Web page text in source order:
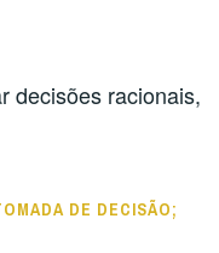
decisões racionais,
DE DECISÃO;